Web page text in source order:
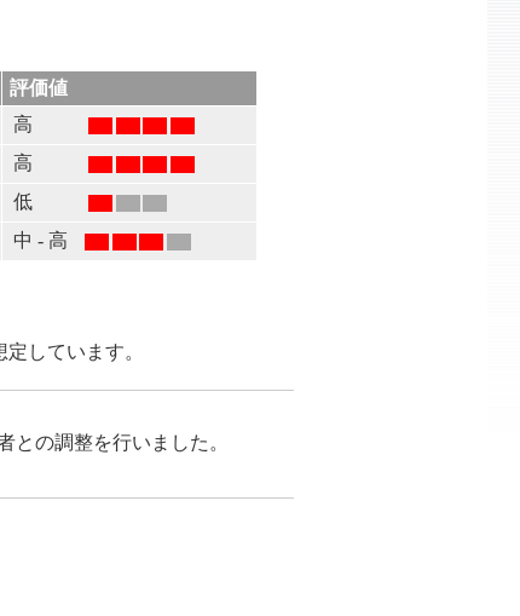
評価値
高
高
低
中 - 高
しています。
との調整を行いました。